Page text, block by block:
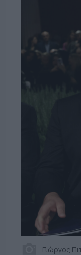
Γιώργος